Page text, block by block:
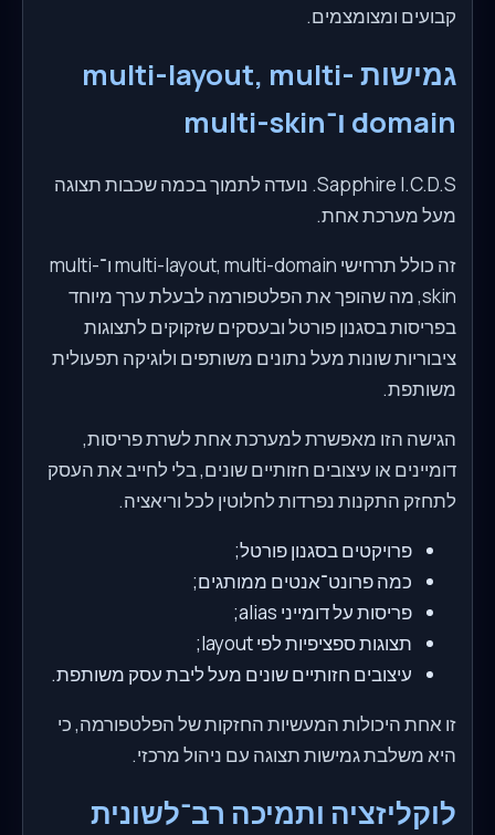
קבועים ומצומצמים.
גמישות multi-layout, multi-
domain ו־multi-skin
Sapphire I.C.D.S. נועדה לתמוך בכמה שכבות תצוגה
מעל מערכת אחת.
זה כולל תרחישי multi-layout, multi-domain ו־multi-
skin, מה שהופך את הפלטפורמה לבעלת ערך מיוחד
בפריסות בסגנון פורטל ובעסקים שזקוקים לתצוגות
ציבוריות שונות מעל נתונים משותפים ולוגיקה תפעולית
משותפת.
הגישה הזו מאפשרת למערכת אחת לשרת פריסות,
דומיינים או עיצובים חזותיים שונים, בלי לחייב את העסק
לתחזק התקנות נפרדות לחלוטין לכל וריאציה.
פרויקטים בסגנון פורטל;
כמה פרונט־אנטים ממותגים;
פריסות על דומייני alias;
תצוגות ספציפיות לפי layout;
עיצובים חזותיים שונים מעל ליבת עסק משותפת.
זו אחת היכולות המעשיות החזקות של הפלטפורמה, כי
היא משלבת גמישות תצוגה עם ניהול מרכזי.
לוקליזציה ותמיכה רב־לשונית